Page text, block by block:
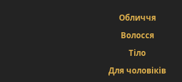
Обличчя
Волосся
Тіло
Для чоловіків